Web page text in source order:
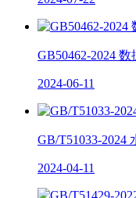
GB50462-2024
2024-06-11
GB/T51033-2024
2024-04-11